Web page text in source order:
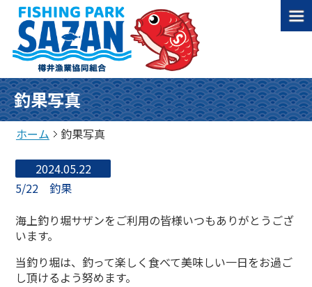
釣果写真
ホーム 釣果写真
2024.05.22
5/22 釣果
海上釣り堀サザンをご利用の皆様いつもありがとうござ
います。
当釣り堀は、釣って楽しく食べて美味しい一日をお過ご
し頂けるよう努めます。